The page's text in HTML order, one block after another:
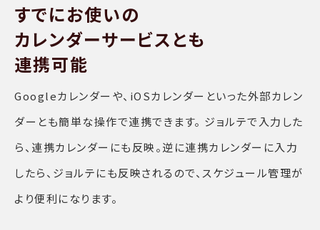
すでにお使いの
カレンダーサービスとも
連携可能
Googleカレンダーや、iOSカレンダーといった外部カレン
ダーとも簡単な操作で連携できます。 ジョルテで入力した
ら、連携カレンダーにも反映。逆に連携カレンダーに入力
したら、ジョルテにも反映されるので、スケジュール管理が
より便利になります。